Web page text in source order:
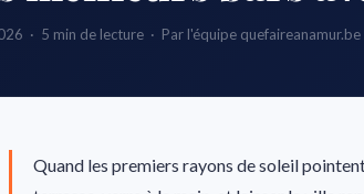
· 5 min de lecture · Par l'équipe quefaireanamur.be
Quand les premiers rayons de soleil